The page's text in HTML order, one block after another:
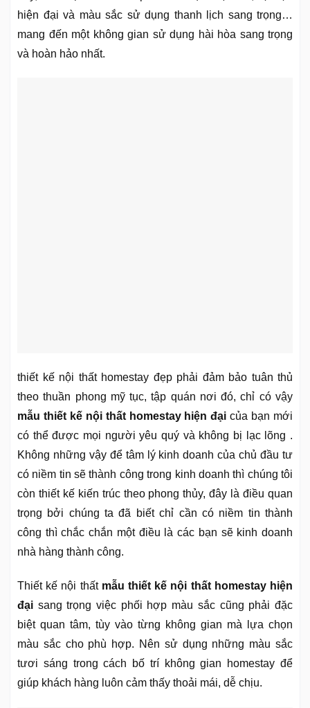
hiện đại và màu sắc sử dụng thanh lịch sang trọng…
mang đến một không gian sử dụng hài hòa sang trọng
và hoàn hảo nhất.
thiết kế nội thất homestay đẹp phải đảm bảo tuân thủ
theo thuần phong mỹ tục, tập quán nơi đó, chỉ có vậy
mẫu thiết kế nội thất homestay hiện đại của bạn mới
có thể được mọi người yêu quý và không bị lạc lõng .
Không những vậy để tâm lý kinh doanh của chủ đầu tư
có niềm tin sẽ thành công trong kinh doanh thì chúng tôi
còn thiết kế kiến trúc theo phong thủy, đây là điều quan
trọng bởi chúng ta đã biết chỉ cần có niềm tin thành
công thì chắc chắn một điều là các bạn sẽ kinh doanh
nhà hàng thành công.
Thiết kế nội thất mẫu thiết kế nội thất homestay hiện
đại sang trọng việc phối hợp màu sắc cũng phải đặc
biệt quan tâm, tùy vào từng không gian mà lựa chọn
màu sắc cho phù hợp. Nên sử dụng những màu sắc
tươi sáng trong cách bố trí không gian homestay để
giúp khách hàng luôn cảm thấy thoải mái, dễ chịu.